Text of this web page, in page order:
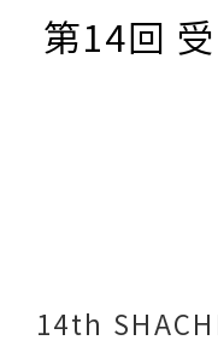
第14回
14th